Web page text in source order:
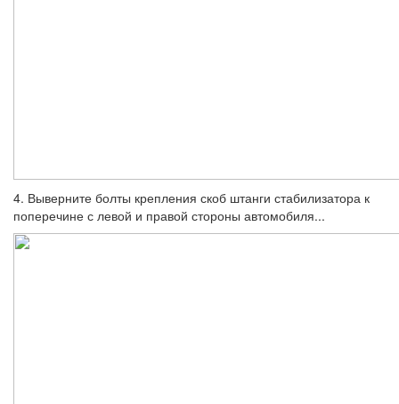
4. Выверните болты крепления скоб штанги стабилизатора к
поперечине с ле­вой и правой стороны автомобиля...